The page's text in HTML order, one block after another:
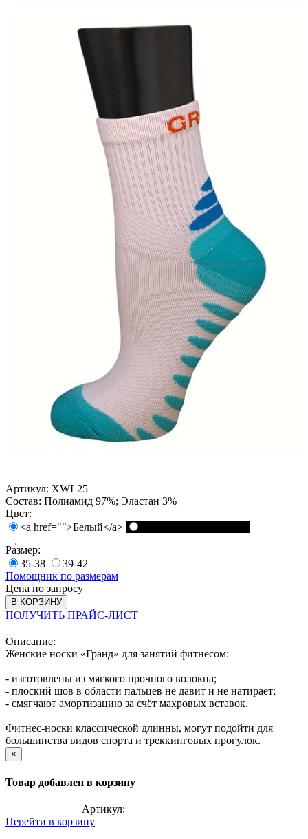
Артикул: XWL25
Состав: Полиамид 97%; Эластан 3%
Цвет:
<a href="">Белый</a>
Размер:
35-38
39-42
Помощник по размерам
Цена по запросу
В КОРЗИНУ
ПОЛУЧИТЬ ПРАЙС-ЛИСТ
Описание:
Женские носки «Гранд» для занятий фитнесом:
- изготовлены из мягкого прочного волокна;
- плоский шов в области пальцев не давит и не натирает;
- смягчают амортизацию за счёт махровых вставок.
Фитнес-носки классической длинны, могут подойти для
большинства видов спорта и треккинговых прогулок.
×
Товар добавлен в корзину
Артикул:
Перейти в корзину